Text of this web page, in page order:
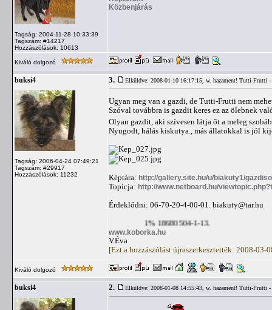
Tagság: 2004-11-28 10:33:39
Tagszám: #14217
Hozzászólások: 10613
Közbenjárás
Kiváló dolgozó
buksi4
Tagság: 2006-04-24 07:49:21
Tagszám: #29917
Hozzászólások: 11232
3. Elküldve: 2008-01-10 16:17:15, w. hazament! Tutti-Frutti
Ugyan meg van a gazdi, de Tutti-Frutti nem
Szóval továbbra is gazdit keres ez az ölebnek
Olyan gazdit, aki szívesen látja őt a meleg
Nyugodt, hálás kiskutya., más állatokkal is jól
Képtára: http://gallery.site.hu/u/biakuty1/
Topicja: http://www.netboard.hu/
Érdeklődni: 06-70-20-4-00-01. biakuty@tar.hu
1% 18680504-1-13.
www.koborka.hu
V.Éva
[Ezt a hozzászólást újraszerkesztették: 2008-03-
Kiváló dolgozó
buksi4 2. Elküldve: 2008-01-08 14:55:43, w. hazament! Tutti-Frutti